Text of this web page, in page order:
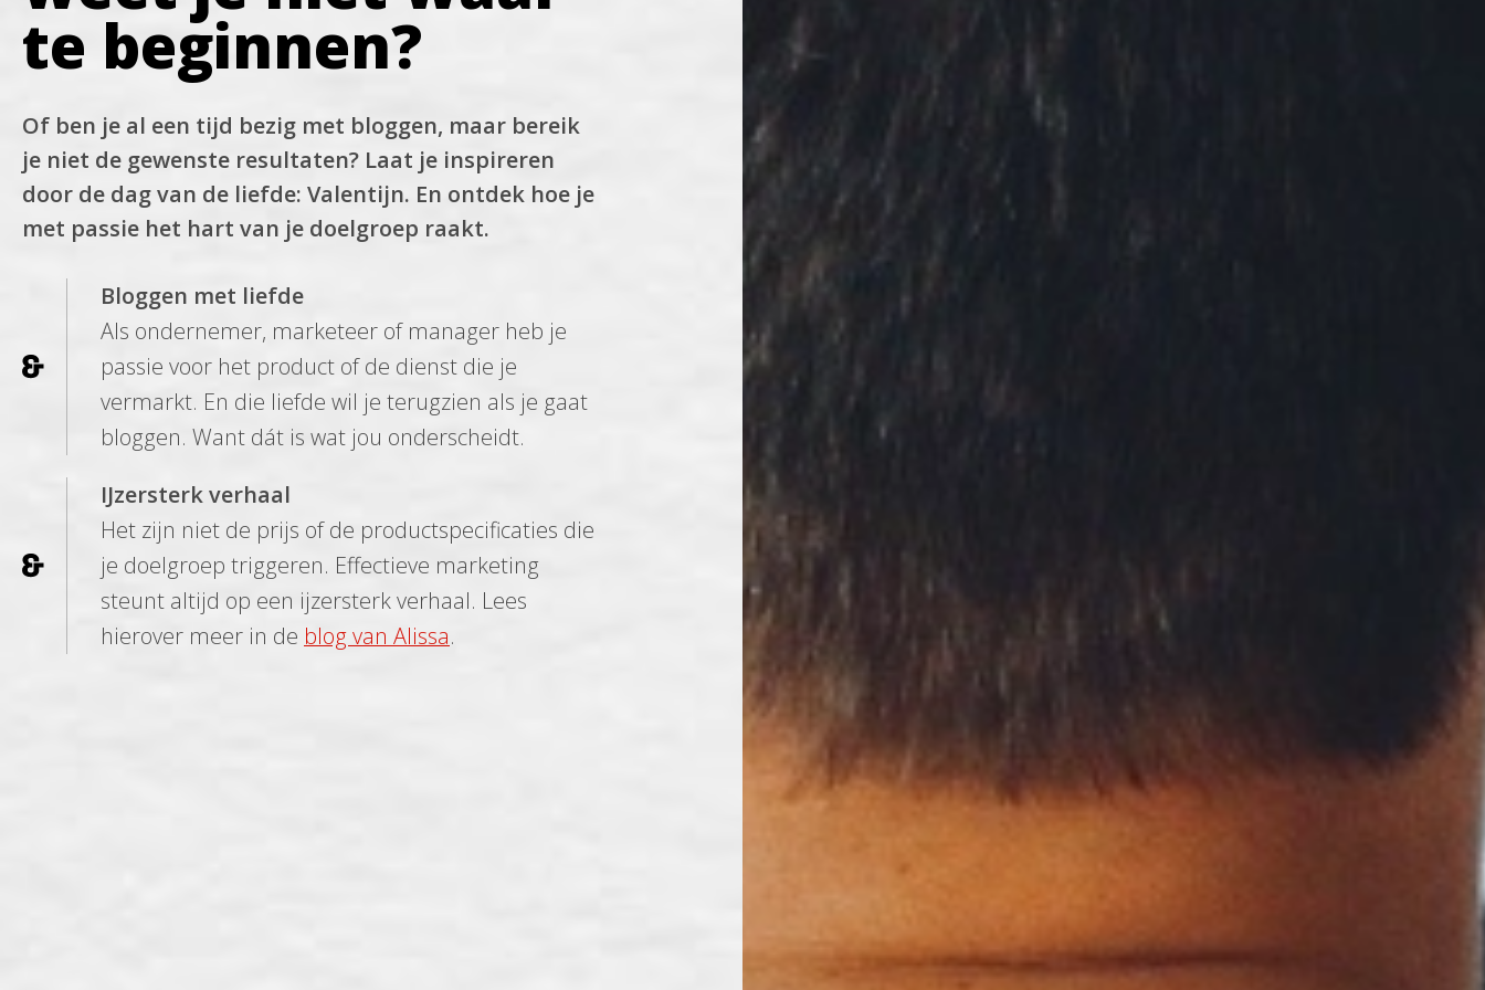
te beginnen?
Of ben je al een tijd bezig met bloggen, maar bereik
je niet de gewenste resultaten? Laat je inspireren
door de dag van de liefde: Valentijn. En ontdek hoe je
met passie het hart van je doelgroep raakt.
Bloggen met liefde
Als ondernemer, marketeer of manager heb je
passie voor het product of de dienst die je
vermarkt. En die liefde wil je terugzien als je gaat
bloggen. Want dát is wat jou onderscheidt.
IJzersterk verhaal
Het zijn niet de prijs of de productspecificaties die
je doelgroep triggeren. Effectieve marketing
steunt altijd op een ijzersterk verhaal. Lees
hierover meer in de blog van Alissa.